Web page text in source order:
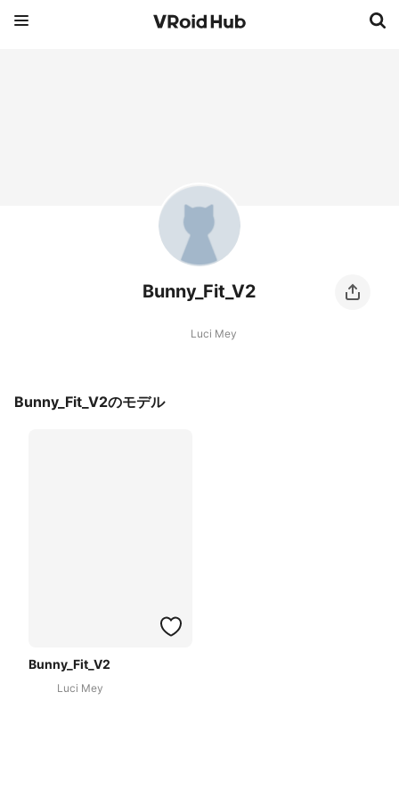
Bunny_Fit_V2
Luci Mey
Bunny_Fit_V2のモデル
Bunny_Fit_V2
Luci Mey